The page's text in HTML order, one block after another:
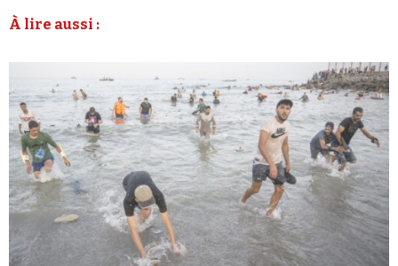
À lire aussi :